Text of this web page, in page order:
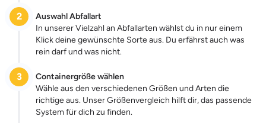
Containerdienst Mühlberg e.K. Inhaber Andrea Lindau
Container Service Tomasello Plauen
Leuchtsmühlenweg 36
Roland Schulz Containerdienst-Schrotthandel
Kirchberger Str. 38
08112 Wilkau-Haßlau
2
Auswahl Abfallart
In unserer Vielzahl an Abfallarten wählst du in nur einem
Klick deine gewünschte Sorte aus. Du erfährst auch was
rein darf und was nicht.
3
Containergröße wählen
Wähle aus den verschiedenen Größen und Arten die
richtige aus. Unser Größenvergleich hilft dir, das passende
System für dich zu finden.